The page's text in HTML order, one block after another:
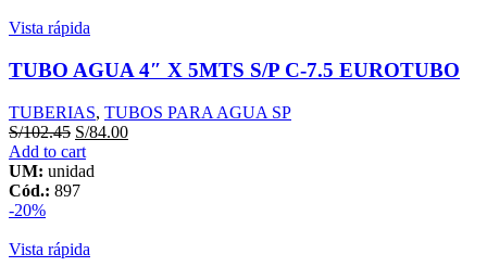
Vista rápida
TUBO AGUA 4″ X 5MTS S/P C-7.5 EUROTUBO
TUBERIAS, TUBOS PARA AGUA SP
S/102.45 S/84.00
Add to cart
UM: unidad
Cód.: 897
-20%
Vista rápida